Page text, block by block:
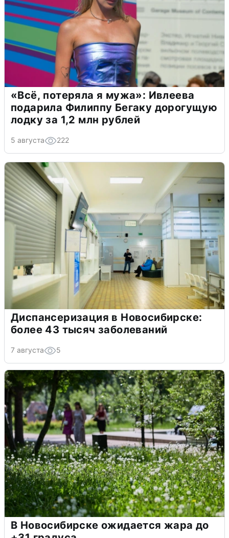
«Всё, потеряла я мужа»: Ивлеева
подарила Филиппу Бегаку дорогущую
лодку за 1,2 млн рублей
5 августа 222
Диспансеризация в Новосибирске:
более 43 тысяч заболеваний
7 августа 5
В Новосибирске ожидается жара до